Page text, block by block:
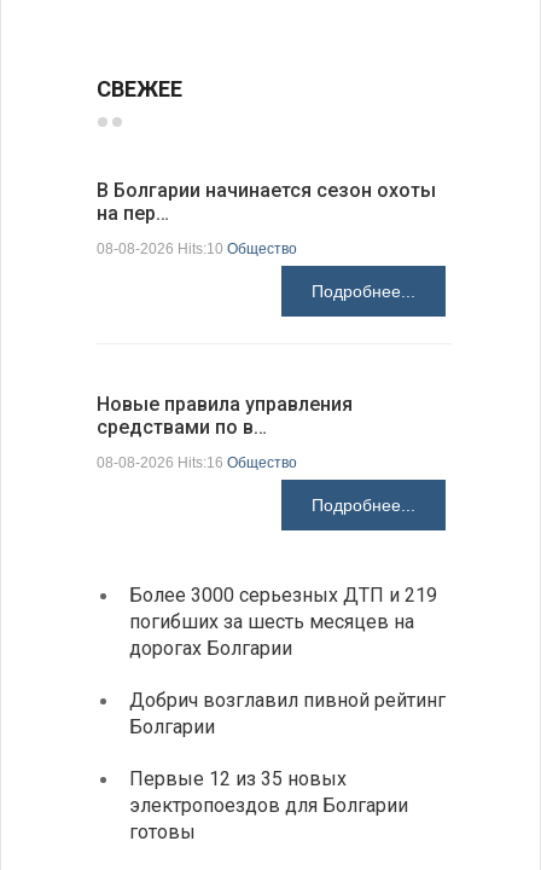
СВЕЖЕЕ
В Болгарии начинается сезон охоты
на пер…
08-08-2026 Hits:10 Общество
Подробнее...
Новые правила управления
средствами по в…
08-08-2026 Hits:16 Общество
Подробнее...
Более 3000 серьезных ДТП и 219
погибших за шесть месяцев на
дорогах Болгарии
Добрич возглавил пивной рейтинг
Болгарии
Первые 12 из 35 новых
электропоездов для Болгарии
готовы